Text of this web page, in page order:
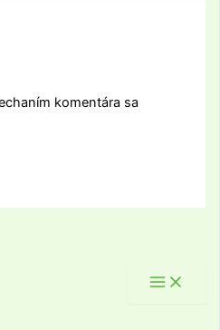
komentára sa